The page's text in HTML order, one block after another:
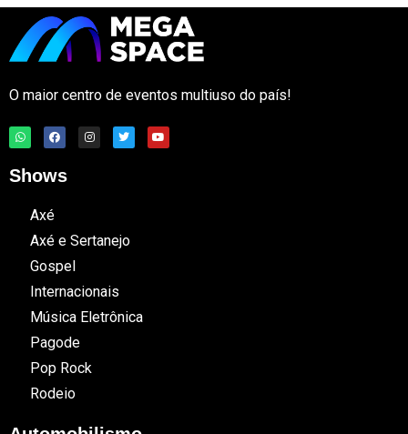
O maior centro de eventos multiuso do país!
Shows
Axé
Axé e Sertanejo
Gospel
Internacionais
Música Eletrônica
Pagode
Pop Rock
Rodeio